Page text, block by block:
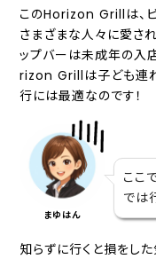
このHorizon Grillは、ビ
さまざまな人々に愛さ
ップバーは未成年の入
rizon Grillは子ども連れ
行には最適なのです！
まゆはん
ここ
では
知らずに行くと損をし